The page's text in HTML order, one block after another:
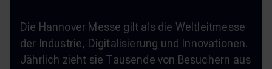
Die Hannover Messe gilt als die Weltleitmesse
der Industrie, Digitalisierung und Innovationen.
Jährlich zieht sie Tausende von Besuchern aus